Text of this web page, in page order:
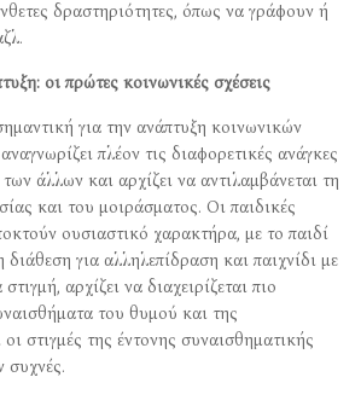
δραστηριότητες, όπως να γράφουν ή
οι πρώτες κοινωνικές σχέσεις
για την ανάπτυξη κοινωνικών
πλέον τις διαφορετικές ανάγκες
άλλων και αρχίζει να αντιλαμβάνεται τη
και του μοιράσματος. Οι παιδικές
ουσιαστικό χαρακτήρα, με το παιδί
διάθεση για αλληλεπίδραση και παιχνίδι με
αρχίζει να διαχειρίζεται πιο
του θυμού και της
στιγμές της έντονης συναισθηματικής
συχνές.